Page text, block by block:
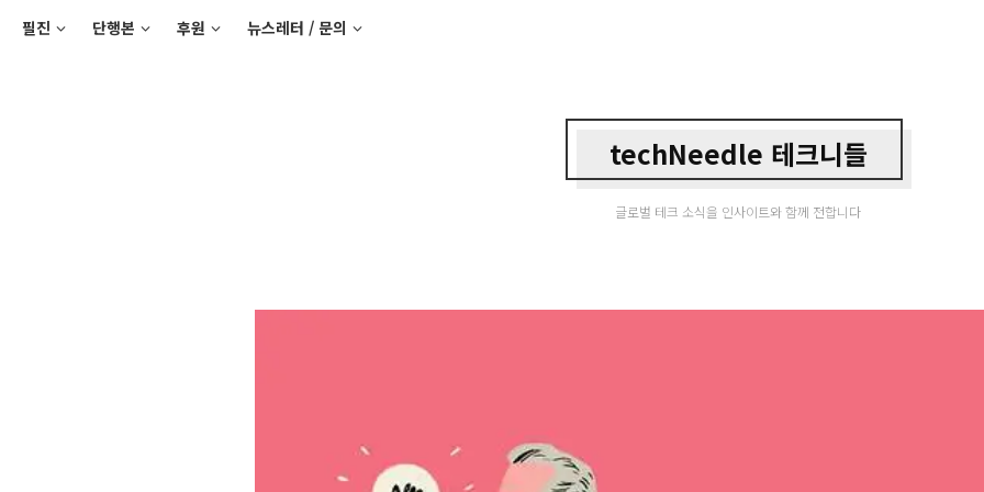
필진 단행본 후원 뉴스레터 / 문의
techNeedle 테크니들
글로벌 테크 소식을 인사이트와 함께 전합니다